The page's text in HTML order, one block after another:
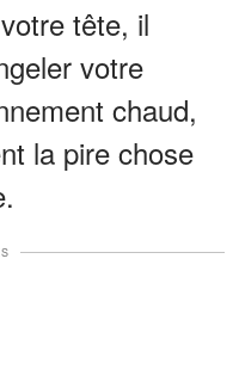
tête, il
votre
chaud,
la pire chose